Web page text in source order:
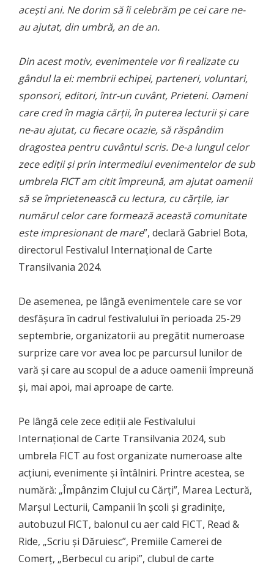
acești ani. Ne dorim să îi celebrăm pe cei care ne-
au ajutat, din umbră, an de an.
Din acest motiv, evenimentele vor fi realizate cu
gândul la ei: membrii echipei, parteneri, voluntari,
sponsori, editori, într-un cuvânt, Prieteni. Oameni
care cred în magia cărții, în puterea lecturii și care
ne-au ajutat, cu fiecare ocazie, să răspândim
dragostea pentru cuvântul scris. De-a lungul celor
zece ediții și prin intermediul evenimentelor de sub
umbrela FICT am citit împreună, am ajutat oamenii
să se împrietenească cu lectura, cu cărțile, iar
numărul celor care formează această comunitate
este impresionant de mare”, declară Gabriel Bota,
directorul Festivalul Internațional de Carte
Transilvania 2024.
De asemenea, pe lângă evenimentele care se vor
desfășura în cadrul festivalului în perioada 25-29
septembrie, organizatorii au pregătit numeroase
surprize care vor avea loc pe parcursul lunilor de
vară și care au scopul de a aduce oamenii împreună
și, mai apoi, mai aproape de carte.
Pe lângă cele zece ediții ale Festivalului
Internațional de Carte Transilvania 2024, sub
umbrela FICT au fost organizate numeroase alte
acțiuni, evenimente și întâlniri. Printre acestea, se
numără: „Împânzim Clujul cu Cărți”, Marea Lectură,
Marșul Lecturii, Campanii în școli și gradinițe,
autobuzul FICT, balonul cu aer cald FICT, Read &
Ride, „Scriu și Dăruiesc”, Premiile Camerei de
Comerț, „Berbecul cu aripi”, clubul de carte